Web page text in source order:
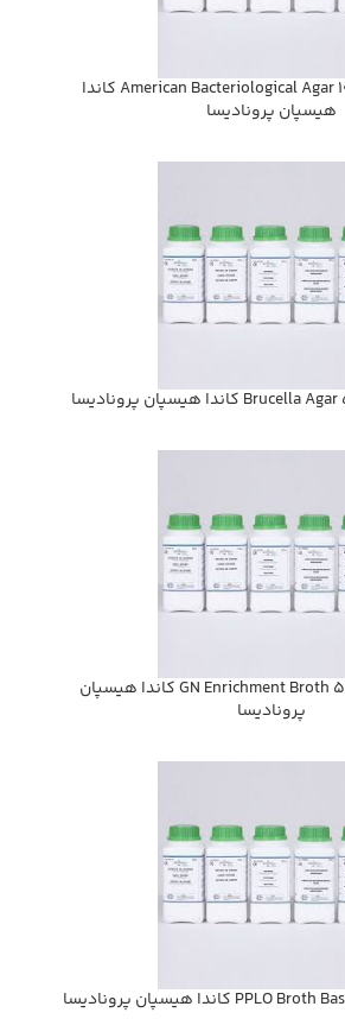
محيط كشت American Bacteriological Agar 100gr كاندا
هيسپان پروناديسا
محيط كشت GN Enrichment Broth 500gr كاندا هيسپان
پروناديسا